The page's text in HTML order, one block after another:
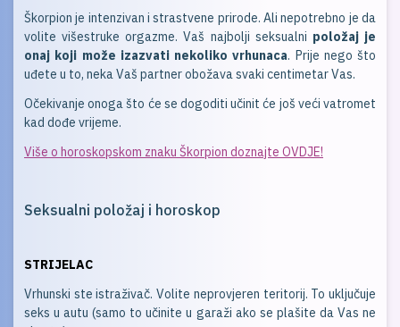
Škorpion je intenzivan i strastvene prirode. Ali nepotrebno je da
volite višestruke orgazme. Vaš najbolji seksualni položaj je
onaj koji može izazvati nekoliko vrhunaca. Prije nego što
uđete u to, neka Vaš partner obožava svaki centimetar Vas.
Očekivanje onoga što će se dogoditi učinit će još veći vatromet
kad dođe vrijeme.
Više o horoskopskom znaku Škorpion doznajte OVDJE!
Seksualni položaj i horoskop
STRIJELAC
Vrhunski ste istraživač. Volite neprovjeren teritorij. To uključuje
seks u autu (samo to učinite u garaži ako se plašite da Vas ne